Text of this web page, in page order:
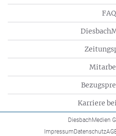
FAQ
Karriere
DiesbachMedien
ImpressumDatenschutz